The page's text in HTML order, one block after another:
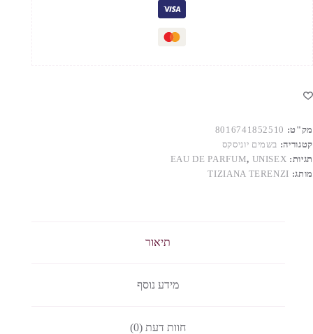
מק"ט: 8016741852510
קטגוריה: בשמים יוניסקס
תגיות:
EAU DE PARFUM, UNISEX
מותג: TIZIANA TERENZI
תיאור
מידע נוסף
חוות דעת (0)